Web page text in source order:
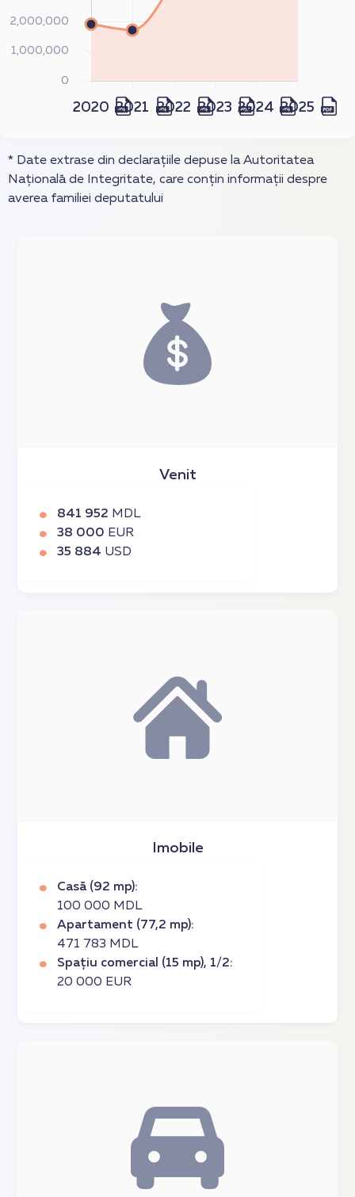
* Date extrase din declarațiile depuse la Autoritatea
Națională de Integritate, care conțin informații despre
averea familiei deputatului
Venit
841 952 MDL
38 000 EUR
35 884 USD
Imobile
Casă (92 mp):
100 000 MDL
Apartament (77,2 mp):
471 783 MDL
Spațiu comercial (15 mp), 1/2:
20 000 EUR